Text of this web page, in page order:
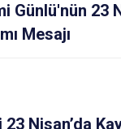
Günlü'nün 23
Mesajı
Nisan’da